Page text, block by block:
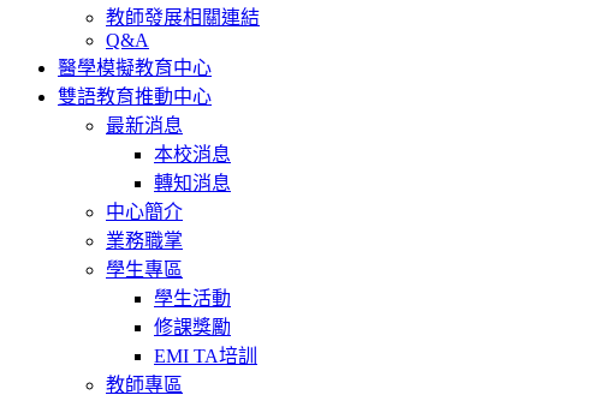
教師發展相關連結
Q&A
醫學模擬教育中心
雙語教育推動中心
最新消息
本校消息
轉知消息
中心簡介
業務職掌
學生專區
學生活動
修課獎勵
EMI TA培訓
教師專區